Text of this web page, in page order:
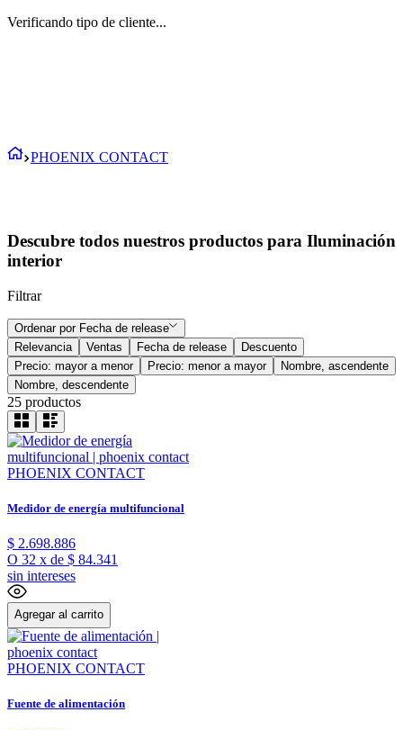
Verificando tipo de cliente...
PHOENIX CONTACT
Descubre todos nuestros productos para Iluminación
interior
Filtrar
Ordenar por Fecha de release
Relevancia
Ventas Fecha de release
Descuento
Precio: mayor a menor
Precio: menor a mayor
Nombre, ascendente
Nombre, descendente
25 productos
PHOENIX CONTACT
Medidor de energía multifuncional
$ 2.698.886
O 32 x de $ 84.341
sin intereses
Agregar al carrito
PHOENIX CONTACT
Fuente de alimentación